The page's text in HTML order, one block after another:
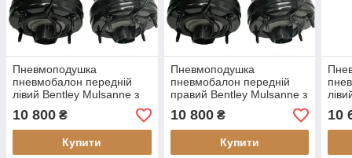
Пневмоподушка
пневмобалон передній
лівий Bentley Mulsanne з
2011. (відновлений)
10 800 ₴
Купити
Пневмоподушка
пневмобалон передній
правий Bentley Mulsanne з
2011. (відновлений)
10 800₴
Купити
10